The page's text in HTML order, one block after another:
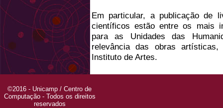
Em particular, a publicação de
científicos estão entre os mais
para as Unidades das
relevância das obras
Instituto de Artes.
©2016 - Unicamp / Centro de
Computação - Todos os direitos
reservados